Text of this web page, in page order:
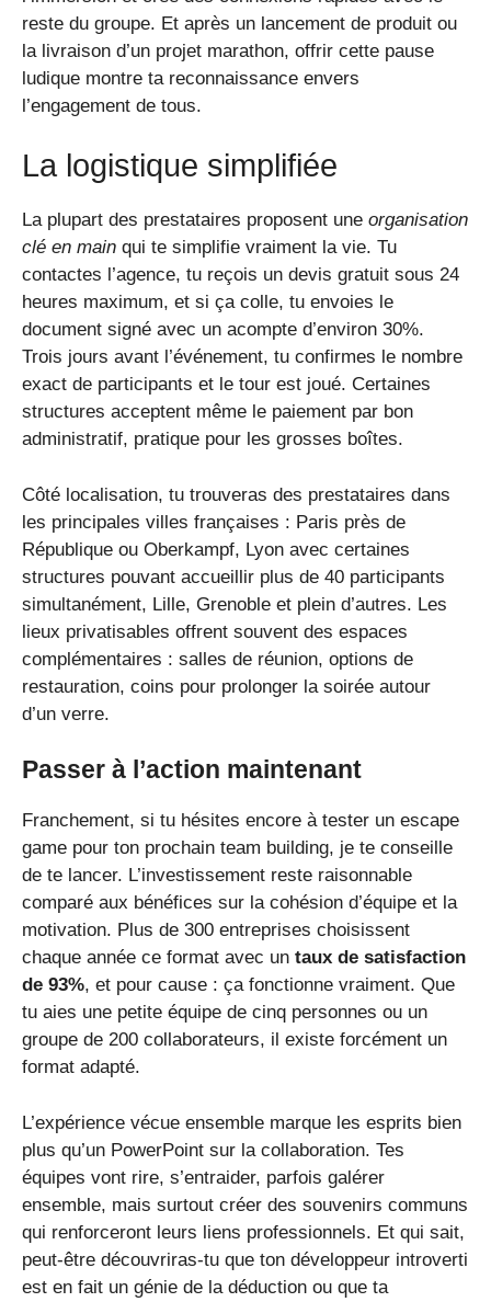
reste du groupe. Et après un lancement de produit ou
la livraison d’un projet marathon, offrir cette pause
ludique montre ta reconnaissance envers
l’engagement de tous.
La logistique simplifiée
La plupart des prestataires proposent une organisation
clé en main qui te simplifie vraiment la vie. Tu
contactes l’agence, tu reçois un devis gratuit sous 24
heures maximum, et si ça colle, tu envoies le
document signé avec un acompte d’environ 30%.
Trois jours avant l’événement, tu confirmes le nombre
exact de participants et le tour est joué. Certaines
structures acceptent même le paiement par bon
administratif, pratique pour les grosses boîtes.
Côté localisation, tu trouveras des prestataires dans
les principales villes françaises : Paris près de
République ou Oberkampf, Lyon avec certaines
structures pouvant accueillir plus de 40 participants
simultanément, Lille, Grenoble et plein d’autres. Les
lieux privatisables offrent souvent des espaces
complémentaires : salles de réunion, options de
restauration, coins pour prolonger la soirée autour
d’un verre.
Passer à l’action maintenant
Franchement, si tu hésites encore à tester un escape
game pour ton prochain team building, je te conseille
de te lancer. L’investissement reste raisonnable
comparé aux bénéfices sur la cohésion d’équipe et la
motivation. Plus de 300 entreprises choisissent
chaque année ce format avec un taux de satisfaction
de 93%, et pour cause : ça fonctionne vraiment. Que
tu aies une petite équipe de cinq personnes ou un
groupe de 200 collaborateurs, il existe forcément un
format adapté.
L’expérience vécue ensemble marque les esprits bien
plus qu’un PowerPoint sur la collaboration. Tes
équipes vont rire, s’entraider, parfois galérer
ensemble, mais surtout créer des souvenirs communs
qui renforceront leurs liens professionnels. Et qui sait,
peut-être découvriras-tu que ton développeur introverti
est en fait un génie de la déduction ou que ta